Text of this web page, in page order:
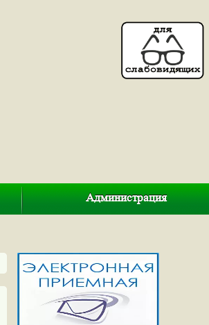
Администрация